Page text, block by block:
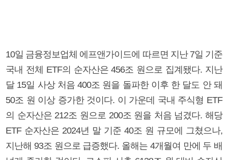
10일 금융정보업체 에프앤가이드에 따르면 지난 7일 기준
국내 전체 ETF의 순자산은 456조 원으로 집계됐다. 지난
달 15일 사상 처음 400조 원을 돌파한 이후 한 달도 안 돼
50조 원 이상 증가한 것이다. 이 가운데 국내 주식형 ETF
의 순자산은 212조 원으로 200조 원을 처음 넘겼다. 해당
ETF 순자산은 2024년 말 기준 40조 원 규모에 그쳤으나,
지난해 93조 원으로 급증했다. 올해는 4개월여 만에 두 배